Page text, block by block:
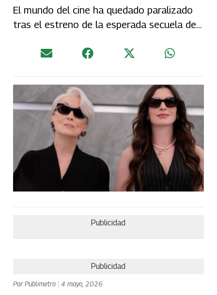
El mundo del cine ha quedado paralizado
tras el estreno de la esperada secuela de...
Publicidad
Publicidad
PorPublimetro 4 mayo, 2026